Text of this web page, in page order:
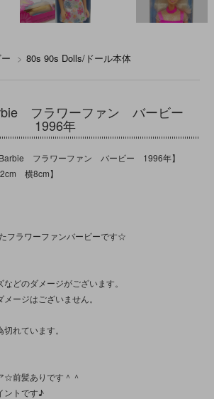
> 80s 90s Dolls/ドール本体
フラワーファン バービー
1996年
Barbie フラワーファン バービー 1996年】
横8cm】
フラワーファンバービーです☆
どのダメージがございます。
ージはございません。
れています。
☆前髪ありです＾＾
ントです♪